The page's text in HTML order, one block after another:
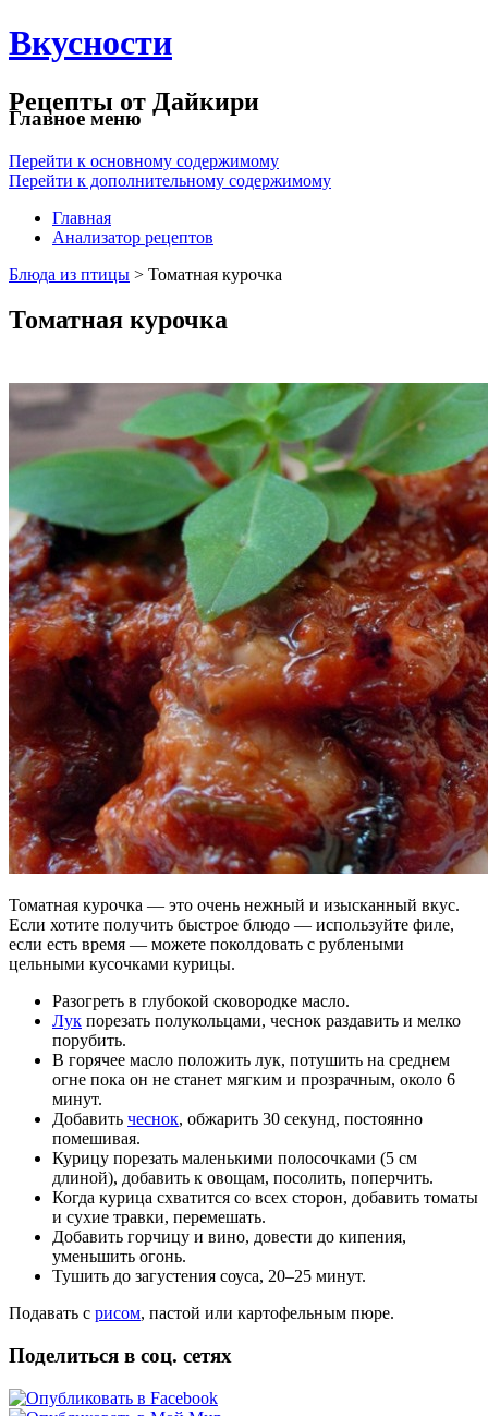
Вкусности
Рецепты от Дайкири
Главное меню
Перейти к основному содержимому
Перейти к дополнительному содержимому
Главная
Анализатор рецептов
Блюда из птицы > Томатная курочка
Томатная курочка
Томатная курочка — это очень нежный и изысканный вкус.
Если хотите получить быстрое блюдо — используйте филе,
если есть время — можете поколдовать с рублеными
цельными кусочками курицы.
Разогреть в глубокой сковородке масло.
Лук порезать полукольцами, чеснок раздавить и мелко
порубить.
В горячее масло положить лук, потушить на среднем
огне пока он не станет мягким и прозрачным, около 6
минут.
Добавить чеснок, обжарить 30 секунд, постоянно
помешивая.
Курицу порезать маленькими полосочками (5 см
длиной), добавить к овощам, посолить, поперчить.
Когда курица схватится со всех сторон, добавить томаты
и сухие травки, перемешать.
Добавить горчицу и вино, довести до кипения,
уменьшить огонь.
Тушить до загустения соуса, 20–25 минут.
Подавать с рисом, пастой или картофельным пюре.
Поделиться в соц. сетях